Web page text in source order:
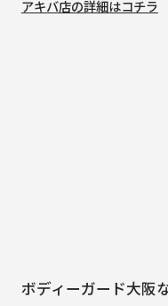
アキバ店の詳細はコチラ
ボディーガード大阪